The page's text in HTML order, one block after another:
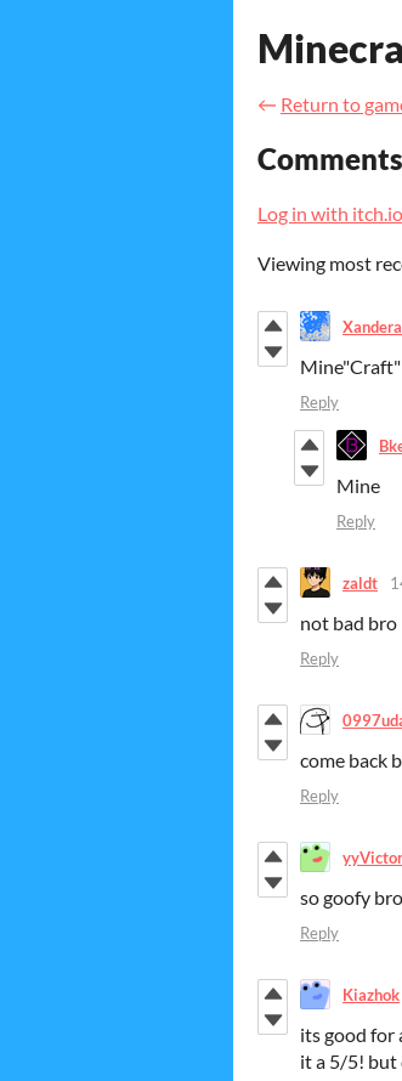
← Return to
Comments
Log in with itch.io
Viewing most
Mine"Craft"
Reply
Mine
Reply
zaldt
not bad bro
Reply
come back
Reply
yyVictor
so goofy bro
Reply
Kiazhok
its good for
it a 5/5! but